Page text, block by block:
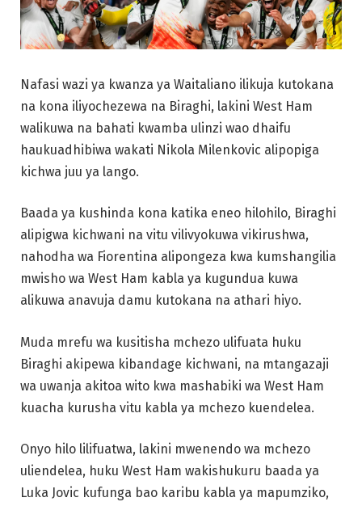
Nafasi wazi ya kwanza ya Waitaliano ilikuja kutokana
na kona iliyochezewa na Biraghi, lakini West Ham
walikuwa na bahati kwamba ulinzi wao dhaifu
haukuadhibiwa wakati Nikola Milenkovic alipopiga
kichwa juu ya lango.
Baada ya kushinda kona katika eneo hilohilo, Biraghi
alipigwa kichwani na vitu vilivyokuwa vikirushwa,
nahodha wa Fiorentina alipongeza kwa kumshangilia
mwisho wa West Ham kabla ya kugundua kuwa
alikuwa anavuja damu kutokana na athari hiyo.
Muda mrefu wa kusitisha mchezo ulifuata huku
Biraghi akipewa kibandage kichwani, na mtangazaji
wa uwanja akitoa wito kwa mashabiki wa West Ham
kuacha kurusha vitu kabla ya mchezo kuendelea.
Onyo hilo lilifuatwa, lakini mwenendo wa mchezo
uliendelea, huku West Ham wakishukuru baada ya
Luka Jovic kufunga bao karibu kabla ya mapumziko,